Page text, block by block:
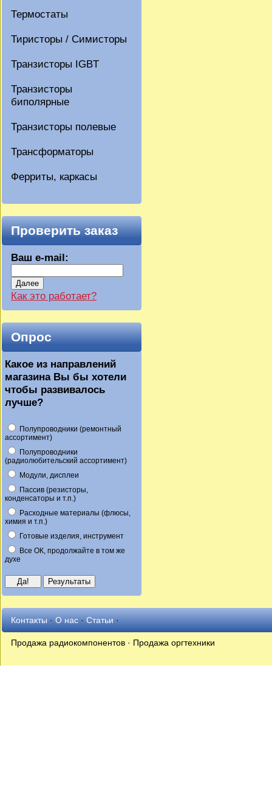
Термостаты
Тиристоры / Симисторы
Транзисторы IGBT
Транзисторы
биполярные
Транзисторы полевые
Трансформаторы
Ферриты, каркасы
Проверить заказ
Ваш e-mail:
Далее
Как это работает?
Опрос
Какое из направлений
магазина Вы бы хотели
чтобы развивалось
лучше?
Полупроводники (ремонтный
ассортимент)
Полупроводники
(радиолюбительский ассортимент)
Модули, дисплеи
Пассив (резисторы,
конденсаторы и т.п.)
Расходные материалы (флюсы,
химия и т.п.)
Готовые изделия, инструмент
Все ОК, продолжайте в том же
духе
Контакты·О нас·Статьи·
Продажа радиокомпонентов · Продажа оргтехники